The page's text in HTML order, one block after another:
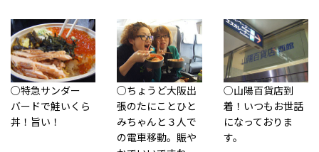
○特急サンダー
バードで鮭いくら
丼！旨い！
○ちょうど大阪出
張のたにことひと
みちゃんと３人で
の電車移動。賑や
○山陽百貨店到
着！いつもお世話
になっておりま
す。